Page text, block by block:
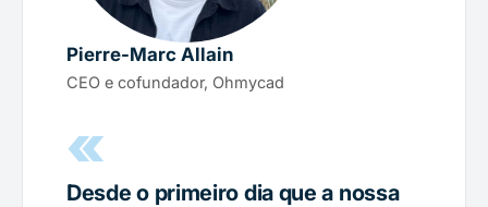
Pierre-Marc Allain
CEO e cofundador, Ohmycad
«
Desde o primeiro dia que a nossa